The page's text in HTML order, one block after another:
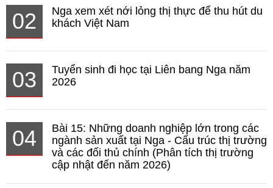
02
Nga xem xét nới lỏng thị thực để thu hút du
khách Việt Nam
03
Tuyển sinh đi học tại Liên bang Nga năm
2026
04
Bài 15: Những doanh nghiệp lớn trong các
ngành sản xuất tại Nga - Cấu trúc thị trường
và các đối thủ chính (Phân tích thị trường
cập nhật đến năm 2026)